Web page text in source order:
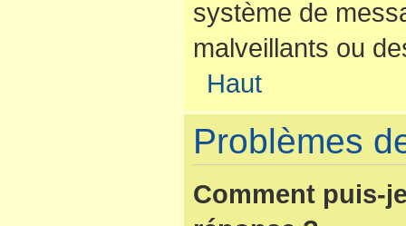
système de
malveillants ou
Haut
Problèmes
Comment puis-